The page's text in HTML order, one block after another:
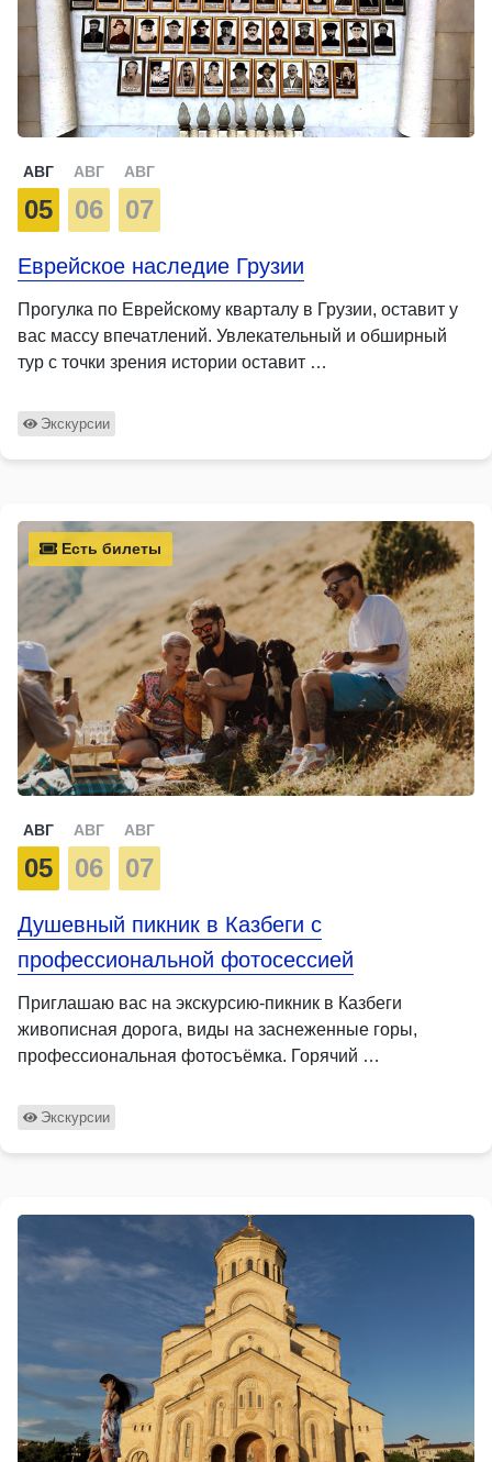
АВГ
05
АВГ
06
АВГ
07
Еврейское наследие Грузии
Прогулка по Еврейскому кварталу в Грузии, оставит у
вас массу впечатлений. Увлекательный и обширный
тур с точки зрения истории оставит …
Экскурсии
Есть билеты
АВГ
05
АВГ
06
АВГ
07
Душевный пикник в Казбеги с
профессиональной фотосессией
Приглашаю вас на экскурсию-пикник в Казбеги
живописная дорога, виды на заснеженные горы,
профессиональная фотосъёмка. Горячий …
Экскурсии